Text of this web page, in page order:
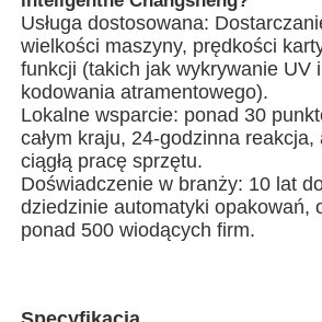
Maszyna do liczenia kart
Maszyny do pakowania
maszyna do kartonowania
maszyna do napełniania
maszyna do pierogów
Usługa dostosowana:
wielkości maszyny, prędkości
funkcji (takich jak wykrywanie UV
kodowania atramentowego).
Lokalne wsparcie: ponad 30
całym kraju, 24-godzinna
ciągłą pracę sprzętu.
Doświadczenie w branży: 10 lat
dziedzinie automatyki opakowań,
ponad 500 wiodących firm.